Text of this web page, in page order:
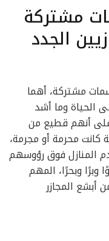
مشتركة
الجدد
مشتركة، أهما
الحياة وما أشد
على أنهم قطيع من
كانت محرمة أو مجرمة،
المنازل فوق رؤوسهم
وبرًا وبحرًا، المهم
أبشع المجازر